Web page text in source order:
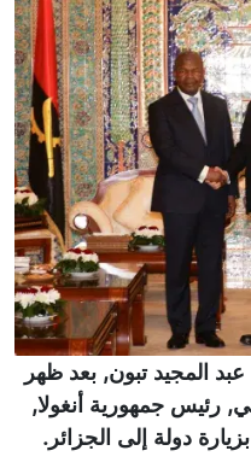
المجيد تبون, بعد ظهر
رئيس جمهورية أنغولا,
دولة إلى الجزائر.